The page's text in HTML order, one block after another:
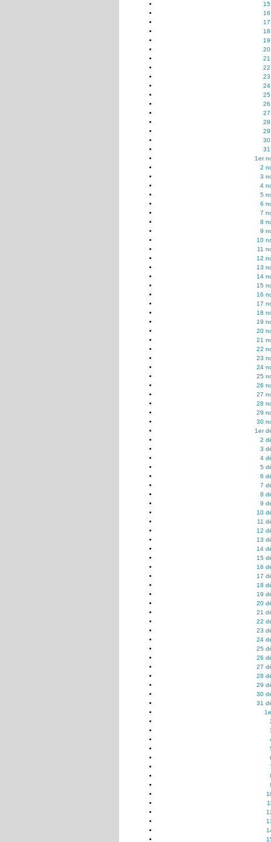
1er
2
3
4
5
6
7
8
9
10
11
12
13
14
15
16
17
18
19
20
21
22
23
24
25
26
27
28
29
30
1er
2
3
4
5
6
7
8
9
10
11
12
13
14
15
16
17
18
19
20
21
22
23
24
25
26
27
28
29
30
31